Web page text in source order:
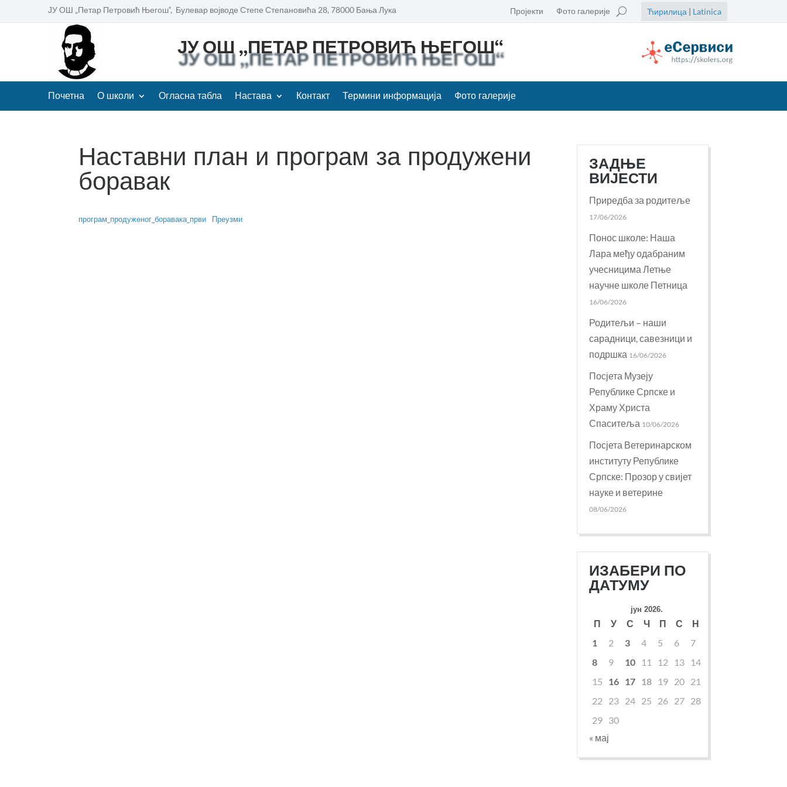
ЈУ ОШ „Петар Петровић Његош“, Булевар војводе Степе Степановића 28, 78000 Бања Лука Пројекти Фото галерије Ћирилица | Latinica
ЈУ ОШ „ПЕТАР ПЕТРОВИЋ ЊЕГОШ“
Почетна О школи Огласна табла Настава Контакт Термини информација Фото галерије
Наставни план и програм за продужени
боравак
програм_продуженог_боравака_први Преузми
ЗАДЊЕ
ВИЈЕСТИ
Приредба за родитеље
17/06/2026
Понос школе: Наша
Лара међу одабраним
учесницима Летње
научне школе Петница
16/06/2026
Родитељи – наши
сарадници, савезници и
подршка 16/06/2026
Посјета Музеју
Републике Српске и
Храму Христа
Спаситеља 10/06/2026
Посјета Ветеринарском
институту Републике
Српске: Прозор у свијет
науке и ветерине
08/06/2026
ИЗАБЕРИ ПО
ДАТУМУ
јун 2026.
П У С Ч П С
Н
1
2 3 4 5 6
7
8
9 10 11 12 13
14
15
16 17 18 19 20 21
22
23 24 25 26 27 28
29 30
« мај